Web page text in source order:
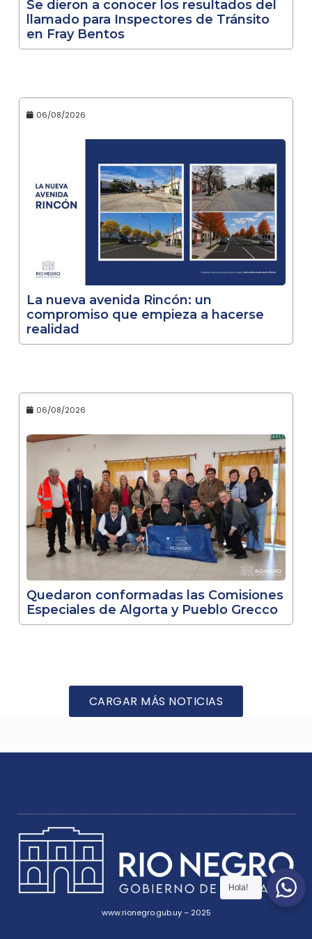
Se dieron a conocer los resultados del
llamado para Inspectores de Tránsito
en Fray Bentos
06/08/2026
La nueva avenida Rincón: un
compromiso que empieza a hacerse
realidad
06/08/2026
Quedaron conformadas las Comisiones
Especiales de Algorta y Pueblo Grecco
CARGAR MÁS NOTICIAS
www.rionegro.gub.uy – 2025
Hola!